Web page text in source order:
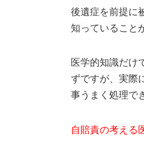
後遺症を前提に
知っていること
医学的知識だけ
ずですが、実際
事うまく処理で
自賠責の考える